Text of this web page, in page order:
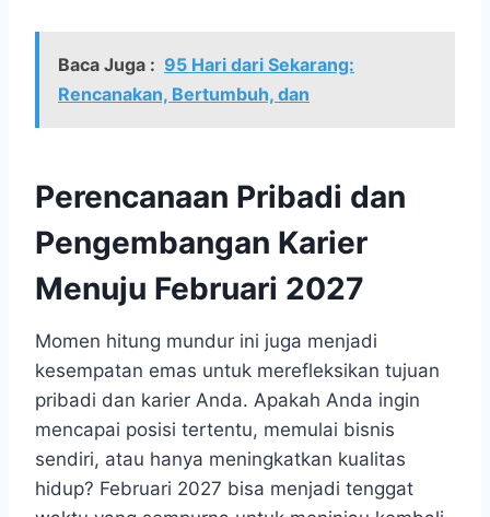
Baca Juga : 95 Hari dari Sekarang:
Rencanakan, Bertumbuh, dan
Perencanaan Pribadi dan
Pengembangan Karier
Menuju Februari 2027
Momen hitung mundur ini juga menjadi
kesempatan emas untuk merefleksikan tujuan
pribadi dan karier Anda. Apakah Anda ingin
mencapai posisi tertentu, memulai bisnis
sendiri, atau hanya meningkatkan kualitas
hidup? Februari 2027 bisa menjadi tenggat